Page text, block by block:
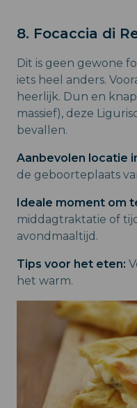
8. Focaccia di
Dit is geen gewone
iets heel anders.
heerlijk. Dun en
massief), deze
bevallen.
Aanbevolen locatie
de geboorteplaats
Ideale moment om
middagtraktatie of
avondmaaltijd.
Tips voor het eten:
het warm.